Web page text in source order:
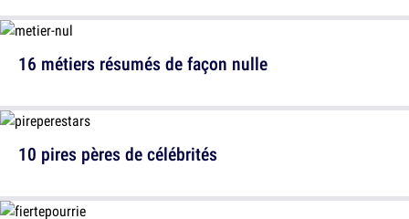
10 pires pères de célébrités
16 métiers résumés de façon nulle